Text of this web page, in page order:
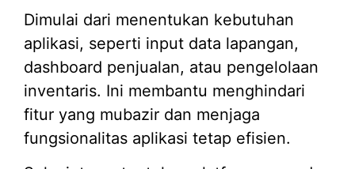
Dimulai dari menentukan kebutuhan
aplikasi, seperti input data lapangan,
dashboard penjualan, atau pengelolaan
inventaris. Ini membantu menghindari
fitur yang mubazir dan menjaga
fungsionalitas aplikasi tetap efisien.